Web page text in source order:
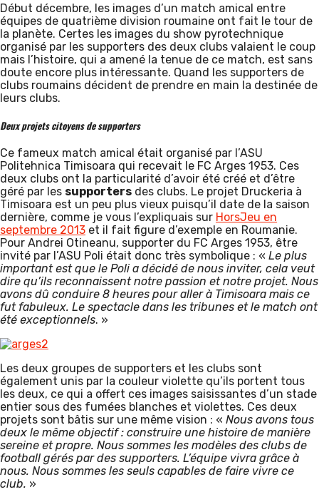
Début décembre, les images d’un match amical entre
équipes de quatrième division roumaine ont fait le tour de
la planète. Certes les images du show pyrotechnique
organisé par les supporters des deux clubs valaient le coup
mais l’histoire, qui a amené la tenue de ce match, est sans
doute encore plus intéressante. Quand les supporters de
clubs roumains décident de prendre en main la destinée de
leurs clubs.
Deux projets citoyens de supporters
Ce fameux match amical était organisé par l’ASU
Politehnica Timisoara qui recevait le FC Arges 1953. Ces
deux clubs ont la particularité d’avoir été créé et d’être
géré par les supporters des clubs. Le projet Druckeria à
Timisoara est un peu plus vieux puisqu’il date de la saison
dernière, comme je vous l’expliquais sur HorsJeu en
septembre 2013 et il fait figure d’exemple en Roumanie.
Pour Andrei Otineanu, supporter du FC Arges 1953, être
invité par l’ASU Poli était donc très symbolique : « Le plus
important est que le Poli a décidé de nous inviter, cela veut
dire qu’ils reconnaissent notre passion et notre projet. Nous
avons dû conduire 8 heures pour aller à Timisoara mais ce
fut fabuleux. Le spectacle dans les tribunes et le match ont
été exceptionnels. »
Les deux groupes de supporters et les clubs sont
également unis par la couleur violette qu’ils portent tous
les deux, ce qui a offert ces images saisissantes d’un stade
entier sous des fumées blanches et violettes. Ces deux
projets sont bâtis sur une même vision : « Nous avons tous
deux le même objectif : construire une histoire de manière
sereine et propre. Nous sommes les modèles des clubs de
football gérés par des supporters. L’équipe vivra grâce à
nous. Nous sommes les seuls capables de faire vivre ce
club. »